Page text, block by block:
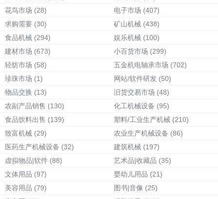
花鸟市场 (28) 电子市场 (407)
求购需要 (30) 矿山机械 (438)
食品机械 (294) 娱乐机械 (100)
建材市场 (673) 小百货市场 (299)
轻纺市场 (58) 五金机电轴承市场 (702)
珍珠市场 (1) 网站/软件研发 (50)
物品交换 (13) 旧货交易市场 (48)
农副产品销售 (130) 化工机械设备 (95)
食品饮料出售 (139) 塑料/工业生产机械 (210)
致富机械 (29) 农业生产机械设备 (86)
医药生产机械设备 (32) 建筑机械 (197)
虚拟物品|软件 (88) 艺术品|收藏品 (35)
文体用品 (97) 婴幼儿用品 (21)
美容用品 (79) 图书|音像 (25)